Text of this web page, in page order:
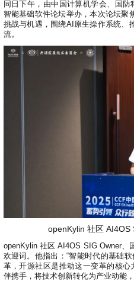
同日下午，由中国计算机学会、国
智能基础软件论坛举办，本次论坛聚
挑战与机遇，围绕AI原生操作系统、
流。
openKylin 社区 AI4OS
openKylin 社区 AI4OS SIG Owner、
欢迎词。他指出：“智能时代的基础
革，开源社区是推动这一变革的核
伴携手，将技术创新转化为产业动能